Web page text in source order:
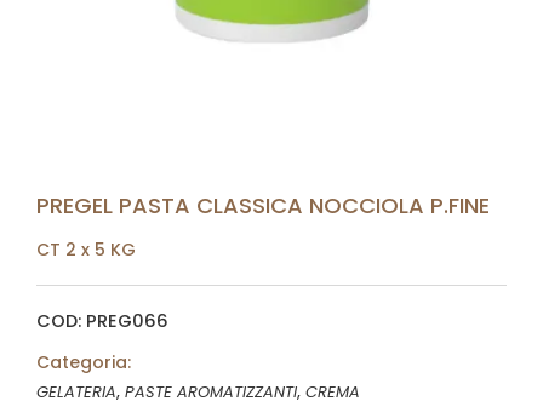
PREGEL PASTA CLASSICA NOCCIOLA P.FINE
CT 2 x 5 KG
COD: PREG066
Categoria:
GELATERIA, PASTE AROMATIZZANTI, CREMA